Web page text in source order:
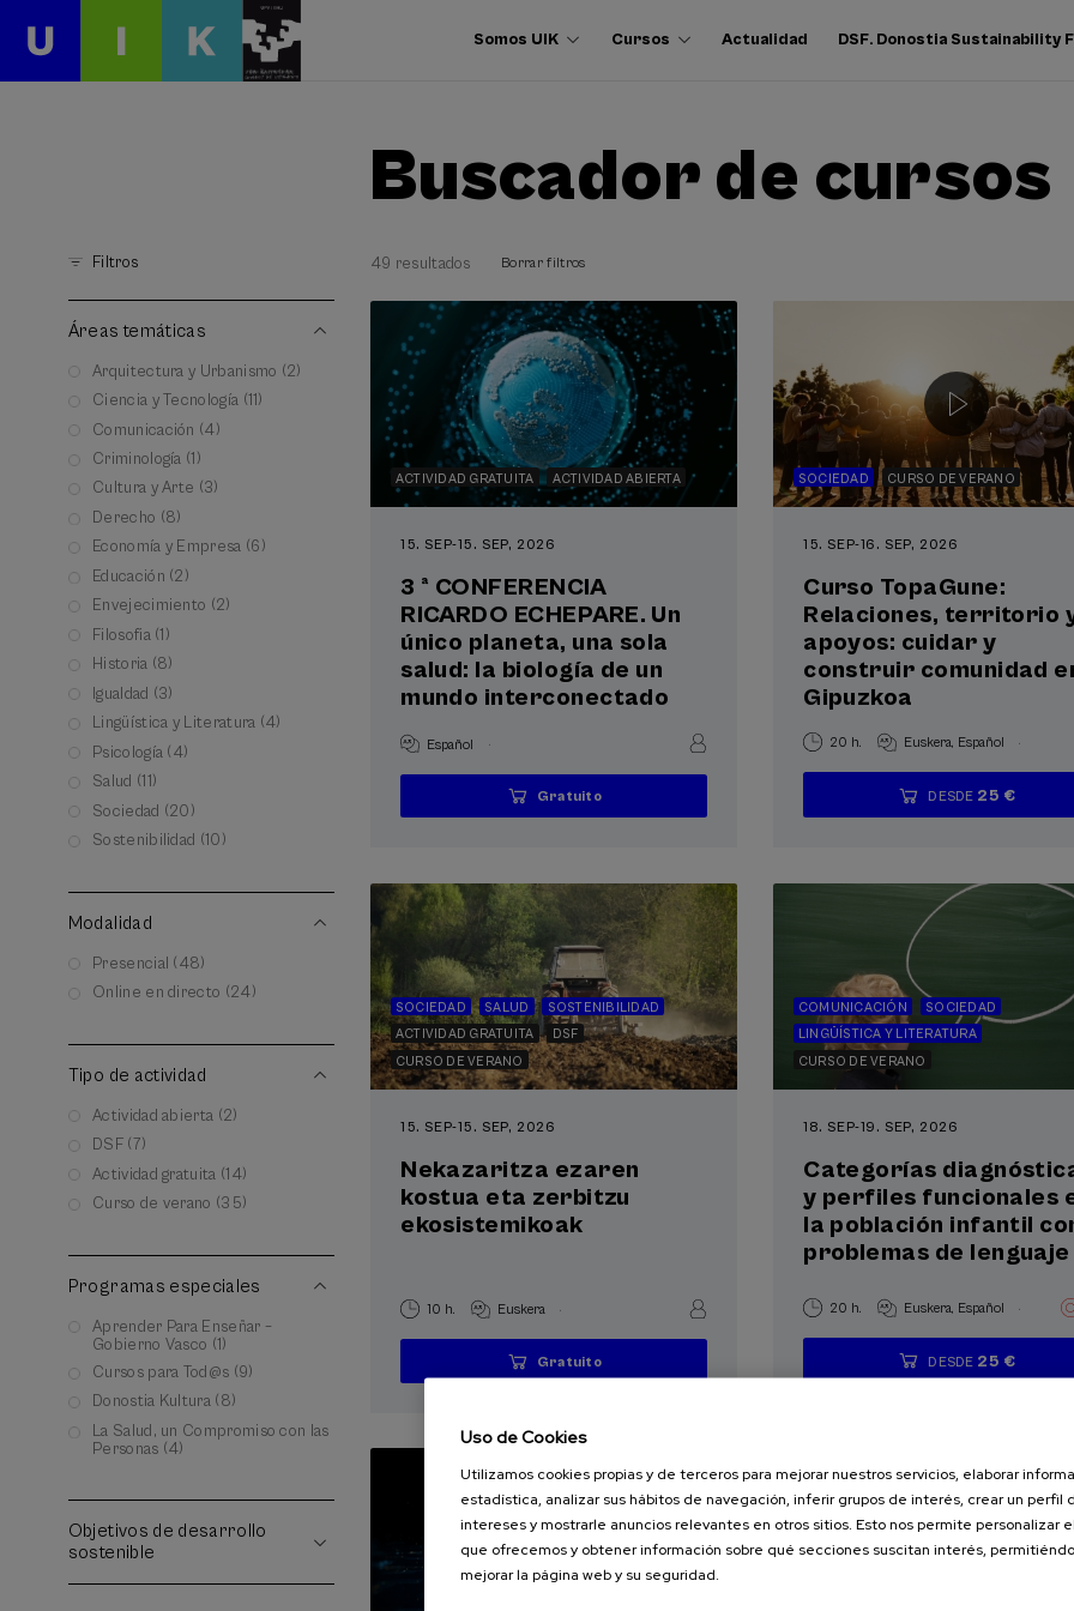
Somos UIK Cursos Actualidad DSF. Donostia Sustainability
Buscador de cursos
Filtros
Áreas temáticas
Arquitectura y Urbanismo (2)
Ciencia y Tecnología (11)
Comunicación (4)
Criminología (1)
Cultura y Arte (3)
Derecho (8)
Economía y Empresa (6)
Educación (2)
Envejecimiento (2)
Filosofia (1)
Historia (8)
Igualdad (3)
Lingüística y Literatura (4)
Psicología (4)
Salud (11)
Sociedad (20)
Sostenibilidad (10)
Modalidad
Presencial (48)
Online en directo (24)
Tipo de actividad
Actividad abierta (2)
DSF (7)
Actividad gratuita (14)
Curso de verano (35)
Programas especiales
Aprender Para Enseñar –
Gobierno Vasco (1)
Cursos para Tod@s (9)
Donostia Kultura (8)
La Salud, un Compromiso con las
Personas (4)
Objetivos de desarrollo
sostenible
49 resultados Borrar filtros
ACTIVIDAD GRATUITA ACTIVIDAD ABIERTA
15. SEP-15. SEP, 2026
3 ª CONFERENCIA
RICARDO ECHEPARE. Un
único planeta, una sola
salud: la biología de un
mundo interconectado
Español .
...
Gratuito
Últimas
plazas
Gratuito
Fecha
pasada
Lista
de
Plazo
de
SOCIEDAD CURSO DE VERANO
15. SEP-16. SEP, 2026
Curso TopaGune:
Relaciones, territorio
apoyos: cuidar y
construir comunidad
Gipuzkoa
20 h. Euskera Español .
...
DESDE 25 €
Últimas
plazas
Gratuito
Fecha
pasada
Lista
de
Plazo
de
SOCIEDAD SALUD
SOSTENIBILIDAD
ACTIVIDAD GRATUITA
DSF
CURSO DE VERANO
15. SEP-15. SEP, 2026
Nekazaritza ezaren
kostua eta zerbitzu
ekosistemikoak
10 h. Euskera .
...
Gratuito
Últimas
Gratuito
Fecha
Lista
Plazo
COMUNICACIÓN
SOCIEDAD
LINGÜÍSTICA Y LITERATURA
CURSO DE VERANO
18. SEP-19. SEP, 2026
Categorías
y perfiles funcionales
la población infantil
problemas de lenguaje
20 h. Euskera Español .
...
DESDE 25 €
Últimas
Gratuito
Fecha
Lista
Plazo
Uso de Cookies
Utilizamos cookies propias y de terceros para mejorar nuestros servicios, elaborar
estadística, analizar sus hábitos de navegación, inferir grupos de interés, crear un perfil
intereses y mostrarle anuncios relevantes en otros sitios. Esto nos permite personalizar
que ofrecemos y obtener información sobre qué secciones suscitan interés,
mejorar la página web y su seguridad.